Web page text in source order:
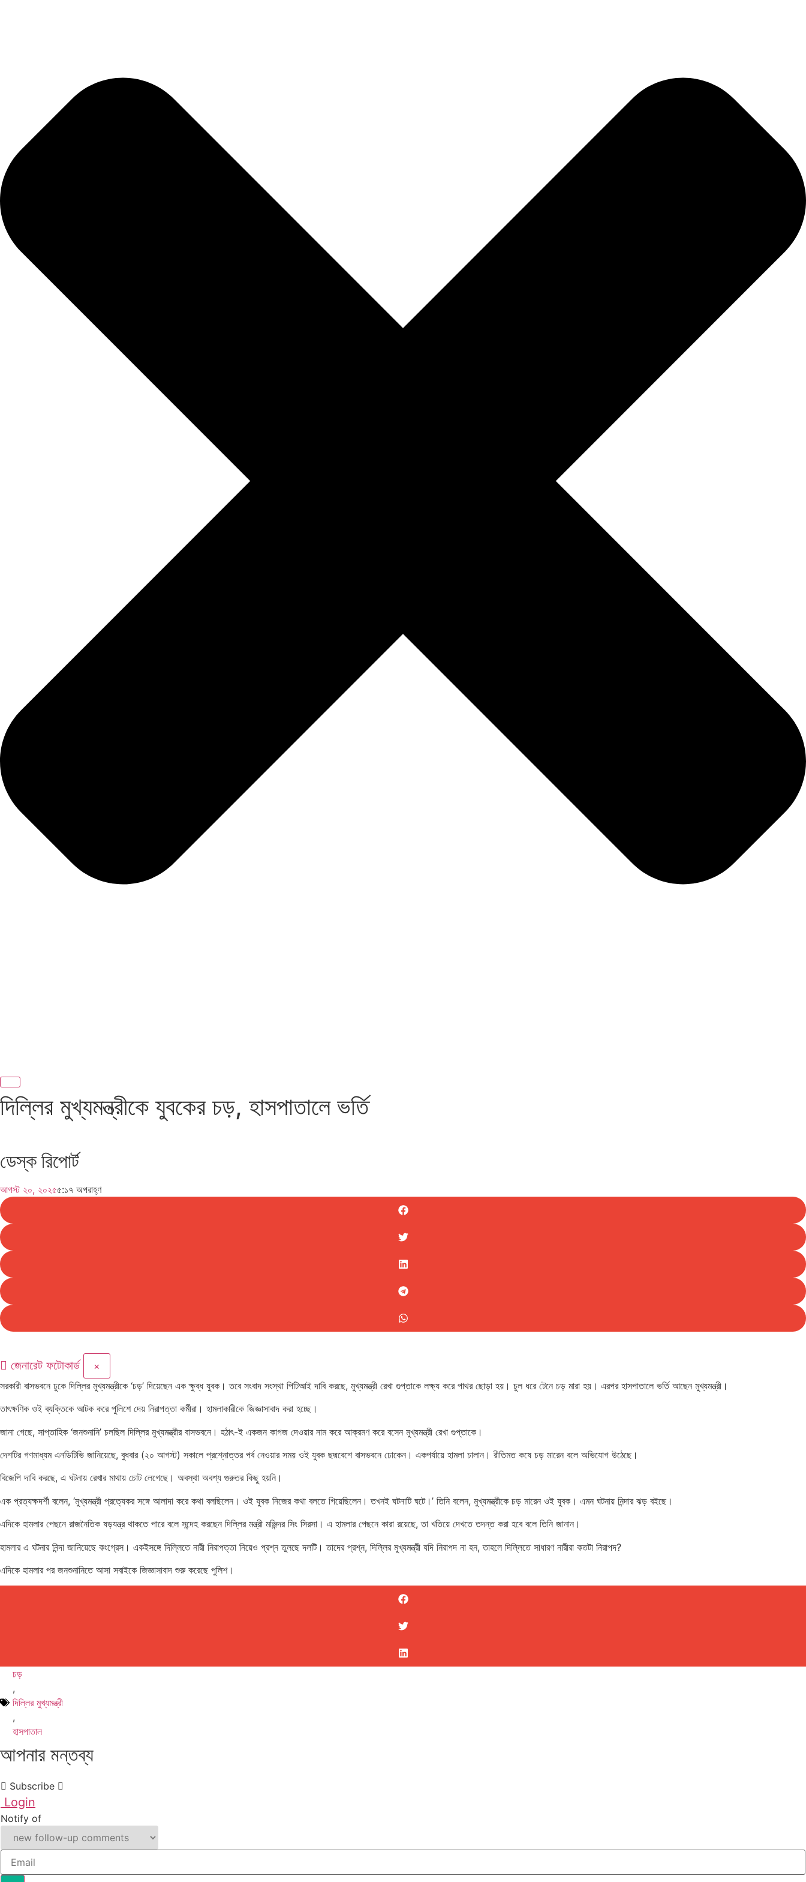
দিল্লির মুখ্যমন্ত্রীকে যুবকের চড়, হাসপাতালে ভর্তি
ডেস্ক রিপোর্ট
আগস্ট ২০, ২০২৫৫:১৭ অপরাহ্ণ
জেনারেট ফটোকার্ড
×
সরকারী বাসভবনে ঢুকে দিল্লির মুখ্যমন্ত্রীকে ‘চড়’ দিয়েছেন এক ক্ষুব্ধ যুবক। তবে সংবাদ সংস্থা পিটিআই দাবি করছে, মুখ্যমন্ত্রী রেখা গুপ্তাকে লক্ষ্য করে পাথর ছোড়া হয়। চুল ধরে টেনে চড় মারা হয়। এরপর হাসপাতালে ভর্তি আছেন মুখ্যমন্ত্রী।
তাৎক্ষণিক ওই ব্যক্তিকে আটক করে পুলিশে দেয় নিরাপত্তা কর্মীরা। হামলাকারীকে জিজ্ঞাসাবাদ করা হচ্ছে।
জানা গেছে, সাপ্তাহিক ‘জনশুনানি’ চলছিল দিল্লির মুখ্যমন্ত্রীর বাসভবনে। হঠাৎ-ই একজন কাগজ দেওয়ার নাম করে আক্রমণ করে বসেন মুখ্যমন্ত্রী রেখা গুপ্তাকে।
দেশটির গণমাধ্যম এনডিটিভি জানিয়েছে, বুধবার (২০ আগস্ট) সকালে প্রশ্নোত্তর পর্ব নেওয়ার সময় ওই যুবক ছদ্মবেশে বাসভবনে ঢোকেন। একপর্যায়ে হামলা চালান। রীতিমত কষে চড় মারেন বলে অভিযোগ উঠেছে।
বিজেপি দাবি করছে, এ ঘটনায় রেখার মাথায় চোট লেগেছে। অবস্থা অবশ্য গুরুতর কিছু হয়নি।
এক প্রত্যক্ষদর্শী বলেন, ‘মুখ্যমন্ত্রী প্রত্যেকর সঙ্গে আলাদা করে কথা বলছিলেন। ওই যুবক নিজের কথা বলতে গিয়েছিলেন। তখনই ঘটনাটি ঘটে।’ তিনি বলেন, মুখ্যমন্ত্রীকে চড় মারেন ওই যুবক। এমন ঘটনায় নিন্দার ঝড় বইছে।
এদিকে হামলার পেছনে রাজনৈতিক ষড়যন্ত্র থাকতে পারে বলে সন্দেহ করছেন দিল্লির মন্ত্রী মঞ্জিন্দর সিং সিরসা। এ হামলার পেছনে কারা রয়েছে, তা খতিয়ে দেখতে তদন্ত করা হবে বলে তিনি জানান।
হামলার এ ঘটনার নিন্দা জানিয়েছে কংগ্রেস। একইসঙ্গে দিল্লিতে নারী নিরাপত্তা নিয়েও প্রশ্ন তুলছে দলটি। তাদের প্রশ্ন, দিল্লির মুখ্যমন্ত্রী যদি নিরাপদ না হন, তাহলে দিল্লিতে সাধারণ নারীরা কতটা নিরাপদ?
এদিকে হামলার পর জনশুনানিতে আসা সবাইকে জিজ্ঞাসাবাদ শুরু করেছে পুলিশ।
চড়
,
দিল্লির মুখ্যমন্ত্রী
,
হাসপাতাল
আপনার মন্তব্য
Subscribe
Login
Notify of